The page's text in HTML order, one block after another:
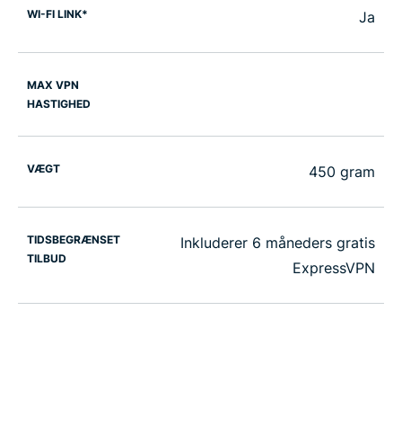
WI-FI LINK* Ja
MAX VPN
HASTIGHED
VÆGT 450 gram
TIDSBEGRÆNSET
TILBUD
Inkluderer 6 måneders gratis
ExpressVPN